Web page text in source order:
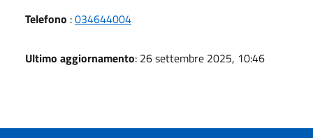
Telefono :034644004
Ultimo aggiornamento: 26 settembre 2025, 10:46